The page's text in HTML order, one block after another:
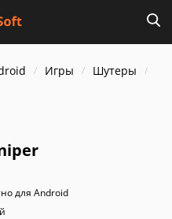
Игры
Шутеры
для Android